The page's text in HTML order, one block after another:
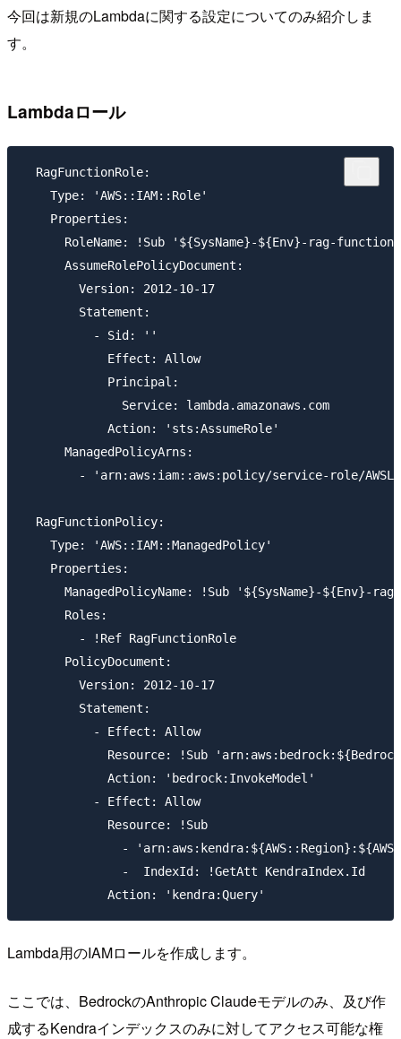
今回は新規のLambdaに関する設定についてのみ紹介しま
す。
Lambdaロール
  RagFunctionRole:
    Type: 'AWS::IAM::Role'
    Properties:
RoleName: !Sub '${SysName}-${Env}-rag-
      AssumeRolePolicyDocument:
        Version: 2012-10-17
        Statement:
          - Sid: ''
            Effect: Allow
            Principal:
              Service: lambda.amazonaws.com
            Action: 'sts:AssumeRole'
      ManagedPolicyArns:
- 'arn:aws:iam::aws:policy/service-role/
  RagFunctionPolicy:
    Type: 'AWS::IAM::ManagedPolicy'
    Properties:
ManagedPolicyName: !Sub '${SysName}-${Env}-
      Roles:
        - !Ref RagFunctionRole
      PolicyDocument:
        Version: 2012-10-17
        Statement:
          - Effect: Allow
Resource: !Sub
            Action: 'bedrock:InvokeModel'
          - Effect: Allow
            Resource: !Sub
-
              -  IndexId: !GetAtt KendraIndex.Id
Lambda用のIAMロールを作成します。
ここでは、BedrockのAnthropic Claudeモデルのみ、及び作
成するKendraインデックスのみに対してアクセス可能な権